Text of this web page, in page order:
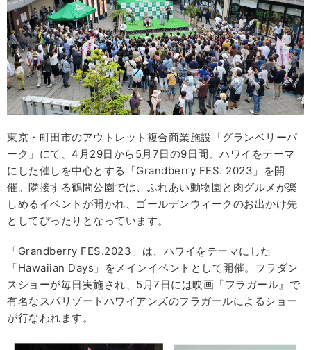
東京・町田市のアウトレット複合商業施設「グランベリーパ
ーク」にて、4月29日から5月7日の9日間、ハワイをテーマ
にした催しを中心とする「Grandberry FES. 2023」を開
催。隣接する鶴間公園では、ふれあい動物園と肉グルメが楽
しめるイベントが開かれ、ゴールデンウィークのお出かけ先
としてぴったりとなっています。
「Grandberry FES.2023」は、ハワイをテーマにした
「Hawaiian Days」をメインイベントとして開催。フラダン
スショーが毎日実施され、5月7日には映画『フラガール』で
有名なスパリゾートハワイアンズのフラガールによるショー
が行なわれます。